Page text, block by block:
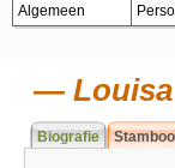
Algemeen
Louisa
Biografie